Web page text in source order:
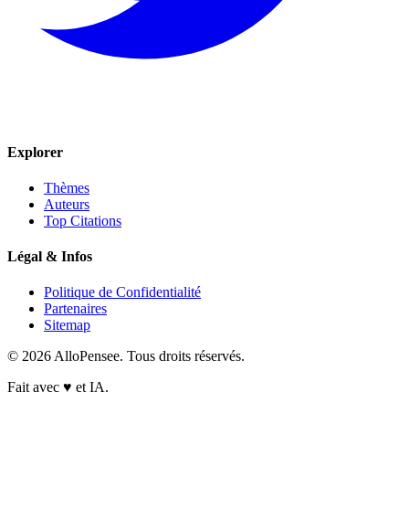
Explorer
Thèmes
Auteurs
Top Citations
Légal & Infos
Politique de Confidentialité
Partenaires
Sitemap
© 2026 AlloPensee. Tous droits réservés.
Fait avec ♥ et IA.